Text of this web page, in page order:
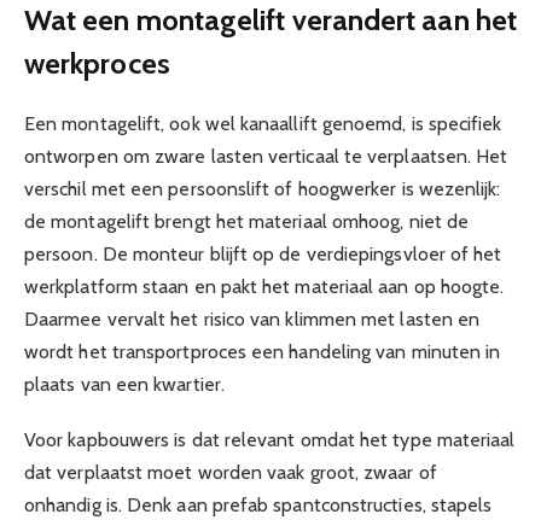
Wat een montagelift verandert aan het
werkproces
Een montagelift, ook wel kanaallift genoemd, is specifiek
ontworpen om zware lasten verticaal te verplaatsen. Het
verschil met een persoonslift of hoogwerker is wezenlijk:
de montagelift brengt het materiaal omhoog, niet de
persoon. De monteur blijft op de verdiepingsvloer of het
werkplatform staan en pakt het materiaal aan op hoogte.
Daarmee vervalt het risico van klimmen met lasten en
wordt het transportproces een handeling van minuten in
plaats van een kwartier.
Voor kapbouwers is dat relevant omdat het type materiaal
dat verplaatst moet worden vaak groot, zwaar of
onhandig is. Denk aan prefab spantconstructies, stapels